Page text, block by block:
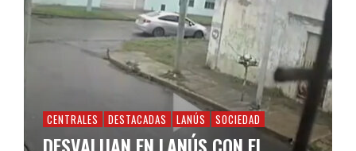
CENTRALES DESTACADAS LANÚS SOCIEDAD
DESVALIJAN EN LANÚS CON EL